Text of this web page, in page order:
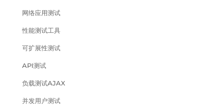
网络应用测试
性能测试工具
可扩展性测试
API测试
负载测试AJAX
并发用户测试